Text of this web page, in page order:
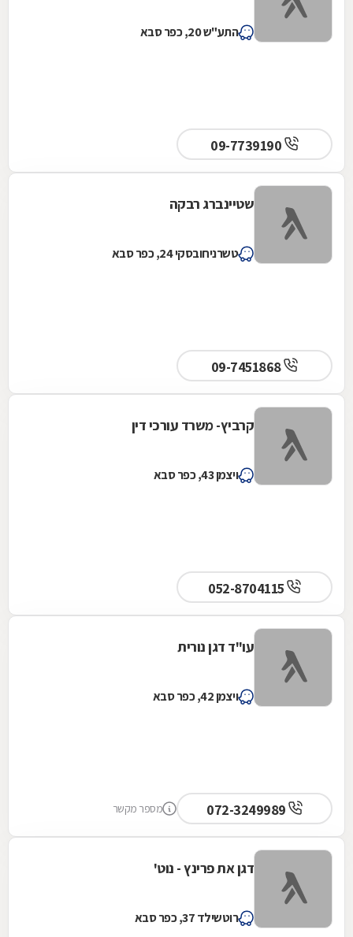
התע"ש 20, כפר סבא
שטיינברג רבקה
טשרניחובסקי 24, כפר סבא
09-7451868
קרביץ- משרד עורכי דין
ויצמן 43, כפר סבא
עו"ד דגן נורית
ויצמן 42, כפר סבא
מספר מקשר
דגן את פרינץ - נוט'
רוטשילד 37, כפר סבא